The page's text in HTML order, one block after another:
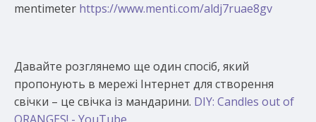
mentimeter https://www.menti.com/aldj7ruae8gv
Давайте розглянемо ще один спосіб, який
пропонують в мережі Інтернет для створення
свічки – це свічка із мандарини. DIY: Candles out of